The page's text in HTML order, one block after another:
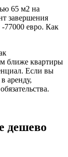
65 м2 на
завершения
-77000 евро. Как
ближе квартиры
Если вы
аренду,
дешево